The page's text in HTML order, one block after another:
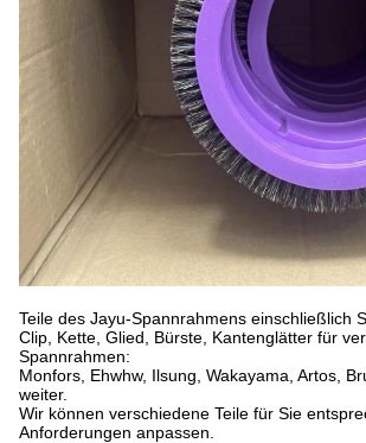
Teile des Jayu-Spannrahmens einschließlich
Clip, Kette, Glied, Bürste, Kantenglätter für
Spannrahmen:
Monfors, Ehwhw, Ilsung, Wakayama, Artos,
weiter.
Wir können verschiedene Teile für Sie
Anforderungen anpassen.